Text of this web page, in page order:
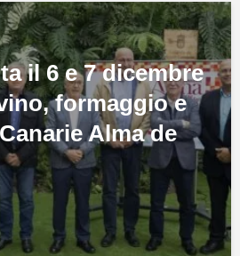
il 6 e 7 dicembre
formaggio e
Alma de